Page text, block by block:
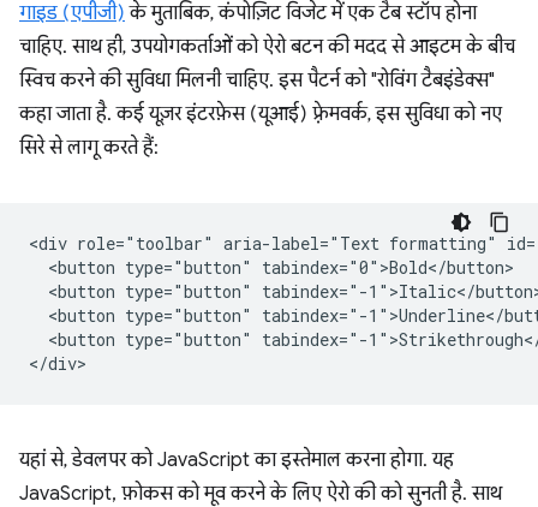
गाइड (एपीजी) के मुताबिक, कंपोज़िट विजेट में एक टैब स्टॉप होना
चाहिए. साथ ही, उपयोगकर्ताओं को ऐरो बटन की मदद से आइटम के बीच
स्विच करने की सुविधा मिलनी चाहिए. इस पैटर्न को "रोविंग टैबइंडेक्स"
कहा जाता है. कई यूज़र इंटरफ़ेस (यूआई) फ़्रेमवर्क, इस सुविधा को नए
सिरे से लागू करते हैं:
<div role="toolbar" aria-label="Text formatting"
  <button type="button" tabindex="0">Bold</button>
<button type="button" tabindex="-1">Italic</
<button type="button" tabindex="-1">Underline</
<button type="button" tabindex="-
यहां से, डेवलपर को JavaScript का इस्तेमाल करना होगा. यह
JavaScript, फ़ोकस को मूव करने के लिए ऐरो की को सुनती है. साथ